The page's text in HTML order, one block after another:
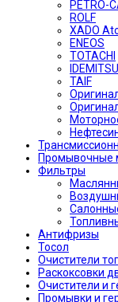
PETRO-
ROLF
XADO
ENEOS
TOTACHI
IDEMITSU
TAIF
Промывочные
Фильтры
Антифризы
Тосол
Очистители
Раскоксовки
Очистители и
Промывки и